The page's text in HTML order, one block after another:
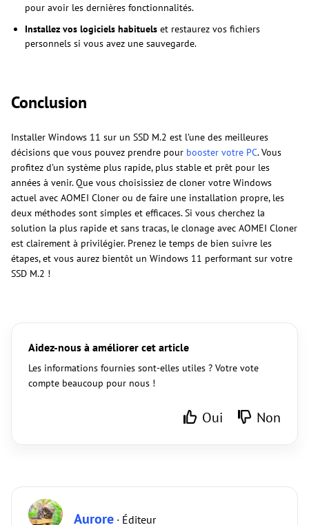
pour avoir les dernières fonctionnalités.
Installez vos logiciels habituels et restaurez vos fichiers
personnels si vous avez une sauvegarde.
Conclusion
Installer Windows 11 sur un SSD M.2 est l’une des meilleures
décisions que vous pouvez prendre pour booster votre PC. Vous
profitez d’un système plus rapide, plus stable et prêt pour les
années à venir. Que vous choisissiez de cloner votre Windows
actuel avec AOMEI Cloner ou de faire une installation propre, les
deux méthodes sont simples et efficaces. Si vous cherchez la
solution la plus rapide et sans tracas, le clonage avec AOMEI Cloner
est clairement à privilégier. Prenez le temps de bien suivre les
étapes, et vous aurez bientôt un Windows 11 performant sur votre
SSD M.2 !
Aidez-nous à améliorer cet article
Les informations fournies sont-elles utiles ? Votre vote
compte beaucoup pour nous !
Oui Non
Aurore · Éditeur